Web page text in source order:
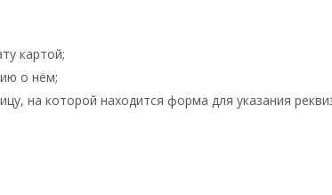
картой;
о нём;
на которой находится форма для указания